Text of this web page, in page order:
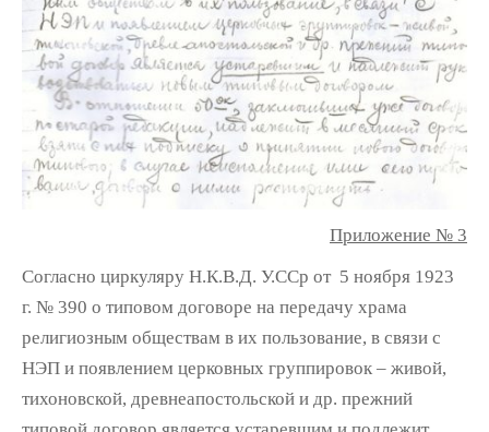
Приложение № 3
Согласно циркуляру Н.К.В.Д. У.ССр от 5 ноября 1923
г. № 390 о типовом договоре на передачу храма
религиозным обществам в их пользование, в связи с
НЭП и появлением церковных группировок – живой,
тихоновской, древнеапостольской и др. прежний